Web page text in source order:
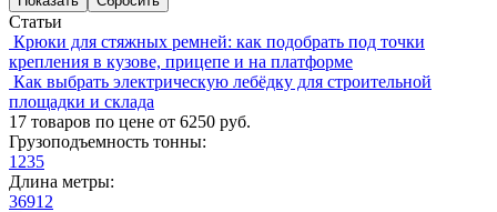
Статьи
Крюки для стяжных ремней: как подобрать под точки
крепления в кузове, прицепе и на платформе
Как выбрать электрическую лебёдку для строительной
площадки и склада
17 товаров по цене от 6250 руб.
Грузоподъемность тонны:
1 235
Длина метры:
36912